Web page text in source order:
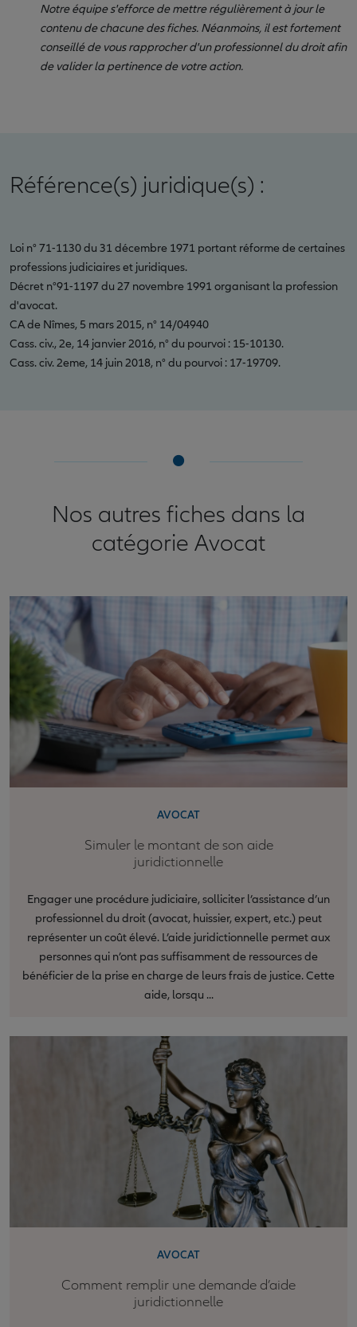
Notre équipe s'efforce de mettre régulièrement à jour le
contenu de chacune des fiches. Néanmoins, il est fortement
conseillé de vous rapprocher d'un professionnel du droit afin
de valider la pertinence de votre action.
Référence(s) juridique(s) :
Loi n° 71-1130 du 31 décembre 1971 portant réforme de certaines
professions judiciaires et juridiques.
Décret n°91-1197 du 27 novembre 1991 organisant la profession
d'avocat.
CA de Nîmes, 5 mars 2015, n° 14/04940
Cass. civ., 2e, 14 janvier 2016, n° du pourvoi : 15-10130.
Cass. civ. 2eme, 14 juin 2018, n° du pourvoi : 17-19709.
Nos autres fiches dans la
catégorie Avocat
AVOCAT
Simuler le montant de son aide
juridictionnelle
Engager une procédure judiciaire, solliciter l’assistance d’un
professionnel du droit (avocat, huissier, expert, etc.) peut
représenter un coût élevé. L’aide juridictionnelle permet aux
personnes qui n’ont pas suffisamment de ressources de
bénéficier de la prise en charge de leurs frais de justice. Cette
aide, lorsqu ...
AVOCAT
Comment remplir une demande d’aide
juridictionnelle